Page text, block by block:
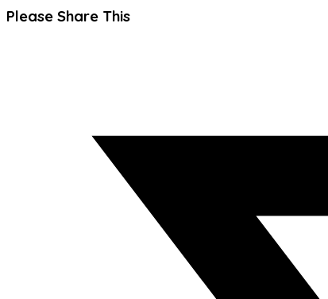
Please Share ThisCompartir